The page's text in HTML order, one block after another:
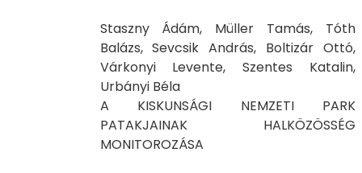
Staszny Ádám, Müller Tamás, Tóth
Balázs, Sevcsik András, Boltizár Ottó,
Várkonyi Levente, Szentes Katalin,
Urbányi Béla
A KISKUNSÁGI NEMZETI PARK
PATAKJAINAK HALKÖZÖSSÉG
MONITOROZÁSA